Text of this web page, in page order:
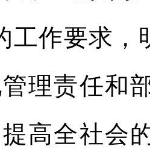
工作要求，
管理责任和
高全社会